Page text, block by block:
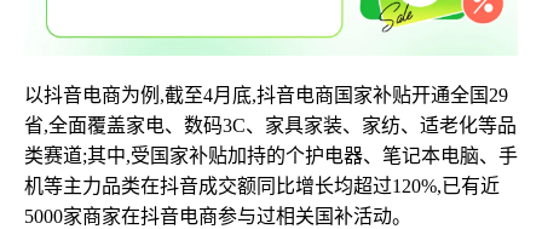
以抖音电商为例,截至4月底,抖音电商国家补贴开通全国29
省,全面覆盖家电、数码3C、家具家装、家纺、适老化等品
类赛道;其中,受国家补贴加持的个护电器、笔记本电脑、手
机等主力品类在抖音成交额同比增长均超过120%,已有近
5000家商家在抖音电商参与过相关国补活动。